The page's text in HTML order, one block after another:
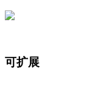
可扩展